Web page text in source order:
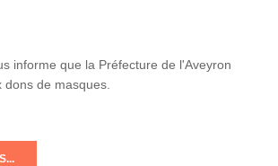
informe que la Préfecture de l'Aveyron
de masques.